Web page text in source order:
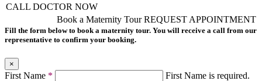
CALL DOCTOR NOW
REQUEST APPOINTMENT
Book a Maternity Tour
Fill the form below to book a maternity tour. You will receive a call from our
representative to confirm your booking.
×
First Name *
First Name is required.